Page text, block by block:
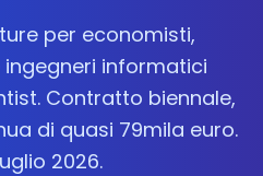
per economisti,
informatici
Contratto biennale,
di quasi 79mila euro.
2026.